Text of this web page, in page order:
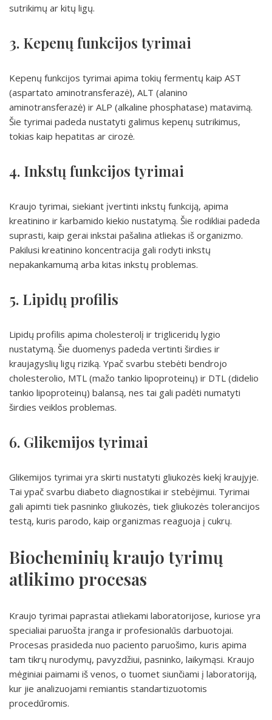
sutrikimų ar kitų ligų.
3. Kepenų funkcijos tyrimai
Kepenų funkcijos tyrimai apima tokių fermentų kaip AST
(aspartato aminotransferazė), ALT (alanino
aminotransferazė) ir ALP (alkaline phosphatase) matavimą.
Šie tyrimai padeda nustatyti galimus kepenų sutrikimus,
tokias kaip hepatitas ar cirozė.
4. Inkstų funkcijos tyrimai
Kraujo tyrimai, siekiant įvertinti inkstų funkciją, apima
kreatinino ir karbamido kiekio nustatymą. Šie rodikliai padeda
suprasti, kaip gerai inkstai pašalina atliekas iš organizmo.
Pakilusi kreatinino koncentracija gali rodyti inkstų
nepakankamumą arba kitas inkstų problemas.
5. Lipidų profilis
Lipidų profilis apima cholesterolį ir trigliceridų lygio
nustatymą. Šie duomenys padeda vertinti širdies ir
kraujagyslių ligų riziką. Ypač svarbu stebėti bendrojo
cholesterolio, MTL (mažo tankio lipoproteinų) ir DTL (didelio
tankio lipoproteinų) balansą, nes tai gali padėti numatyti
širdies veiklos problemas.
6. Glikemijos tyrimai
Glikemijos tyrimai yra skirti nustatyti gliukozės kiekį kraujyje.
Tai ypač svarbu diabeto diagnostikai ir stebėjimui. Tyrimai
gali apimti tiek pasninko gliukozės, tiek gliukozės tolerancijos
testą, kuris parodo, kaip organizmas reaguoja į cukrų.
Biocheminių kraujo tyrimų
atlikimo procesas
Kraujo tyrimai paprastai atliekami laboratorijose, kuriose yra
specialiai paruošta įranga ir profesionalūs darbuotojai.
Procesas prasideda nuo paciento paruošimo, kuris apima
tam tikrų nurodymų, pavyzdžiui, pasninko, laikymąsi. Kraujo
mėginiai paimami iš venos, o tuomet siunčiami į laboratoriją,
kur jie analizuojami remiantis standartizuotomis
procedūromis.